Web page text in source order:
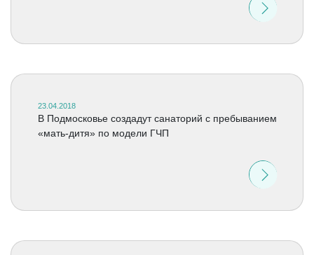
23.04.2018
В Подмосковье создадут санаторий с пребыванием
«мать-дитя» по модели ГЧП